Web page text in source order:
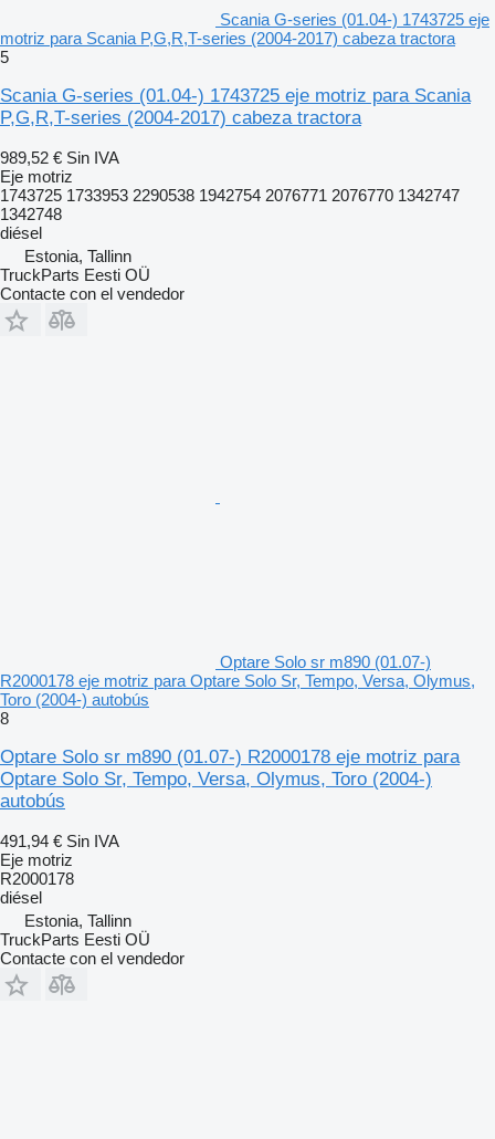
Scania G-series (01.04-) 1743725 eje
motriz para Scania P,G,R,T-series (2004-2017) cabeza tractora
5
Scania G-series (01.04-) 1743725 eje motriz para Scania
P,G,R,T-series (2004-2017) cabeza tractora
989,52 € Sin IVA
Eje motriz
1743725 1733953 2290538 1942754 2076771 2076770 1342747
1342748
diésel
Estonia, Tallinn
TruckParts Eesti OÜ
Contacte con el vendedor
Optare Solo sr m890 (01.07-)
R2000178 eje motriz para Optare Solo Sr, Tempo, Versa, Olymus,
Toro (2004-) autobús
8
Optare Solo sr m890 (01.07-) R2000178 eje motriz para
Optare Solo Sr, Tempo, Versa, Olymus, Toro (2004-)
autobús
491,94 € Sin IVA
Eje motriz
R2000178
diésel
Estonia, Tallinn
TruckParts Eesti OÜ
Contacte con el vendedor